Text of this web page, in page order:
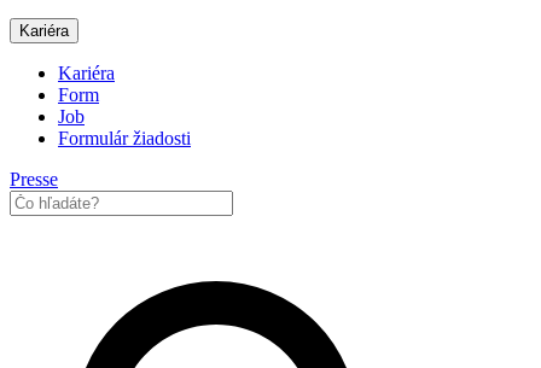
Kariéra
Kariéra
Form
Job
Formulár žiadosti
Presse